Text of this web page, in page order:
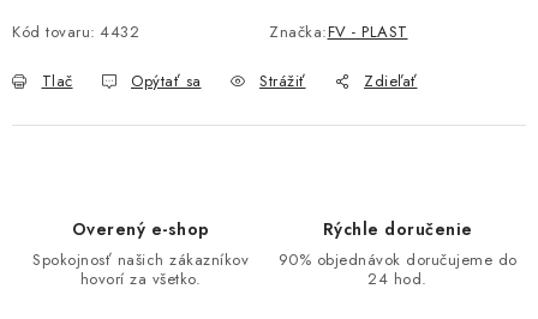
Kód tovaru: 4432 Značka:FV - PLAST
Tlač Opýtať sa Strážiť Zdieľať
Overený e-shop
Spokojnosť našich zákazníkov
hovorí za všetko.
Rýchle doručenie
90% objednávok doručujeme do
24 hod.